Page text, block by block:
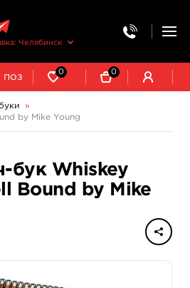
Челябинск
0 0
»
by Mike Young
бук Whiskey
Bound by Mike